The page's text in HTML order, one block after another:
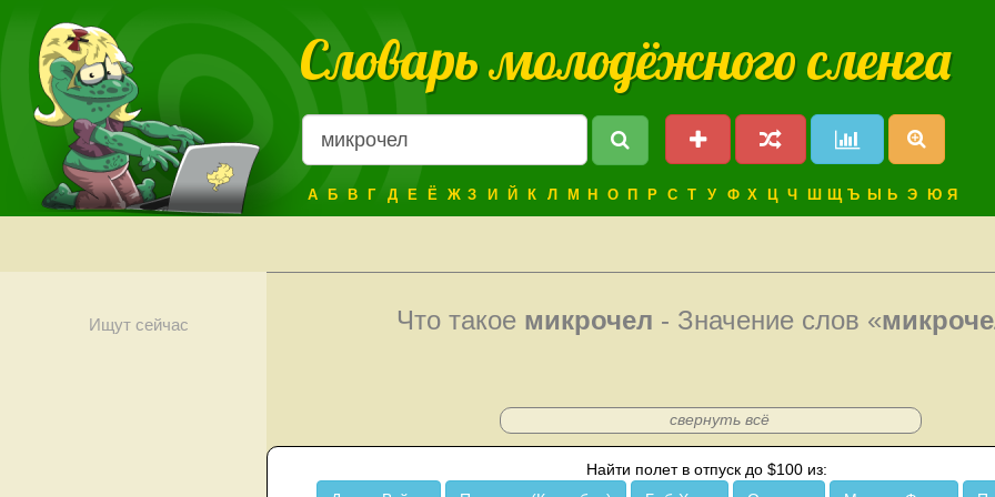
Словарь молодёжного сленга
А Б В Г Д Е Ё Ж З И Й К Л М Н О П Р С Т У Ф Х Ц Ч Ш Щ Ъ Ы Ь Э Ю Я
Ищут сейчас Что такое микрочел - Значение слов «
свернуть всё
Найти полет в отпуск до $100 из: